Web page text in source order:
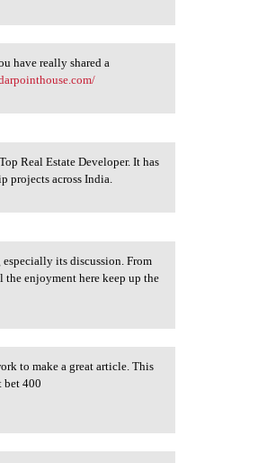
have really shared a
Real Estate Developer. It has
projects across India.
its discussion. From
enjoyment here keep up the
to make a great article. This
bet 400